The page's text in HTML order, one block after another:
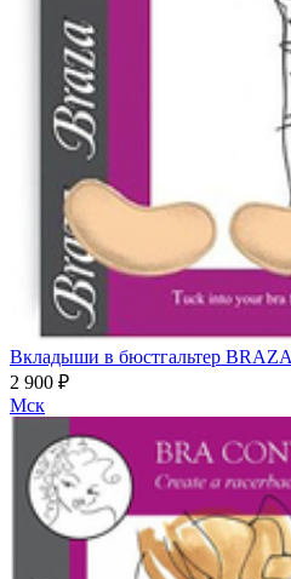
Вкладыши в бюстгальтер
2 900 ₽
Мск